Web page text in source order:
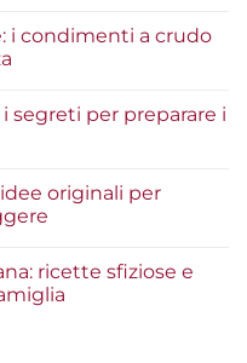
i condimenti a crudo
i segreti per preparare i
originali per
ricette sfiziose e